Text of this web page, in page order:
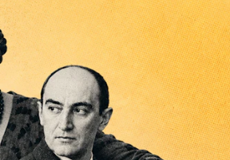
nicht die
wären sie
Bel
Von Heiner